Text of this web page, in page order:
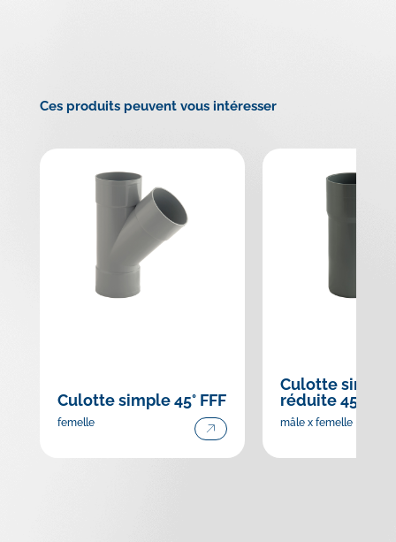
Ces produits peuvent vous intéresser
Culotte simple 45° FFF
femelle
Culotte simple
réduite 45°
mâle x femelle